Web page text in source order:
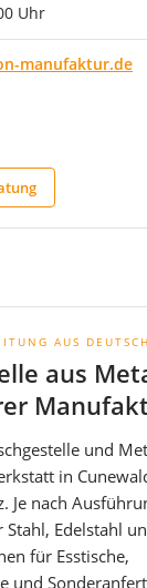
Uhr
manufaktur.de
AUS
aus
und
in
Je nach
Edelstahl
für Esstische,
und